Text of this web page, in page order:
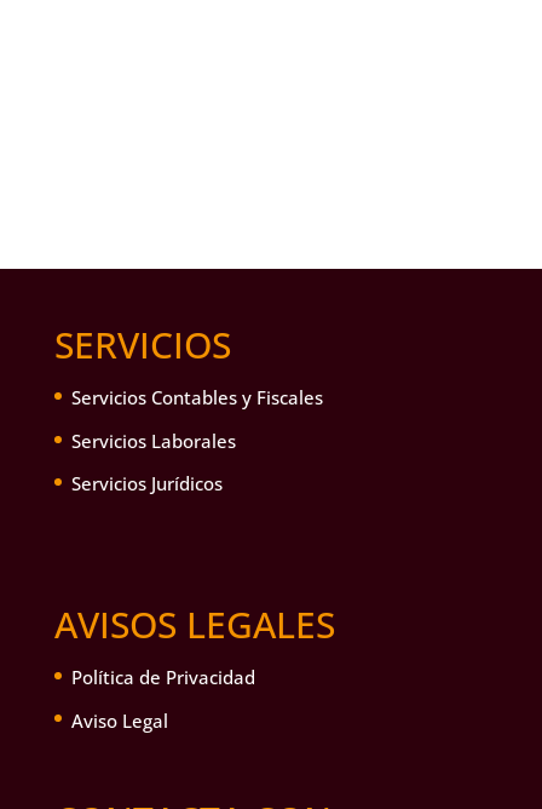
SERVICIOS
Servicios Contables y Fiscales
Servicios Laborales
Servicios Jurídicos
AVISOS LEGALES
Política de Privacidad
Aviso Legal